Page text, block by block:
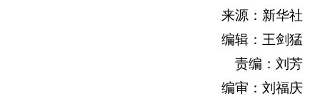
来源：新华社
编辑：王剑猛
责编：刘芳
编审：刘福庆